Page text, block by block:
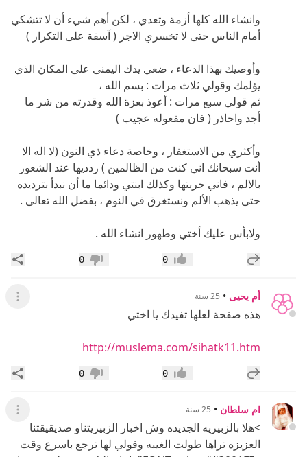
وانشاء الله كلها أزمة وتعدي ، لكن أهم شيء أن لا تتشكي
أمام الناس حتى لا تخسري الاجر ( آسفة على التكرار )
وأوصيك بهذا الدعاء ، ضعي يدك اليمنى على المكان الذي
يؤلمك وقولي ثلاث مرات : بسم الله ،
ثم قولي سبع مرات : أعوذ بعزة الله وقدرته من شر ما
أجد واحاذر ( فان مفعوله عجيب )
وأكثري من الاستغفار ، وخاصة دعاء ذي النون (لا اله الا
أنت سبحانك اني كنت من الظالمين ) ردديها عند الشعور
بالالم ، فاني جربتها وكذلك ابنتي ودائما ما أن نبدأ بترديده
حتى يذهب الألم ونستغرق في النوم ، بفضل الله تعالى .
ولابأس عليك أختي وطهور انشاء الله .
إضافة رد جديد إعجاب0 عدم إعجاب
0
أم يحيى • 25 سنة عرض
هذه صفحة لعلها تفيدك يا اختي
http://muslema.com/sihatk11.htm
إضافة رد جديد إعجاب0 عدم إعجاب
0
ام سلطان • 25 سنة عرض
>هلا بالزبيريه الجديده وش اخبار الزبيريتناو صديقيقتنا
العزيزه تراها طولت الغيبه وقولي لها ترجع باسرع وقت